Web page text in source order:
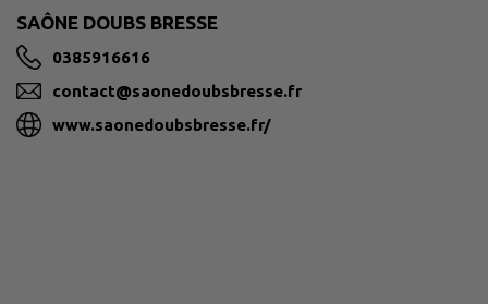
SAÔNE DOUBS BRESSE
0385916616
contact@saonedoubsbresse.fr
www.saonedoubsbresse.fr/